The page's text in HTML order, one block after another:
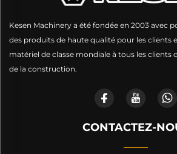
Kesen Machinery a été fondée en 2003 avec
des produits de haute qualité pour les clients
matériel de classe mondiale à tous les clients
de la construction.
CONTACTEZ-